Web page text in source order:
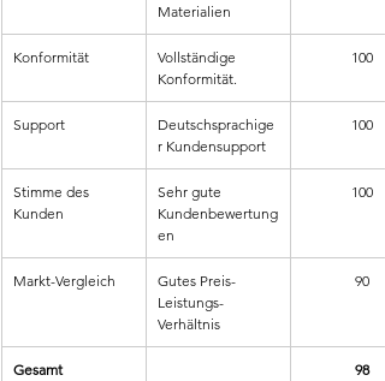
Materialien
Konformität
Vollständige
Konformität.
100
Support
Deutschsprachige
r Kundensupport
100
Stimme des
Kunden
Sehr gute
Kundenbewertung
en
100
Markt-Vergleich
Gutes Preis-
Leistungs-
Verhältnis
90
Gesamt 98